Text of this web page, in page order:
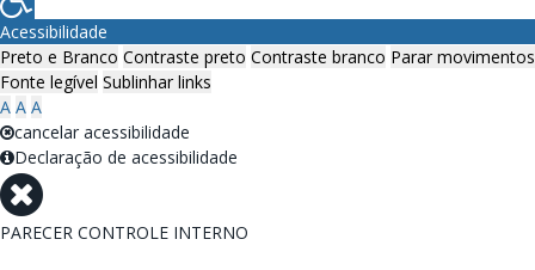
Acessibilidade
Preto e Branco Contraste preto Contraste branco Parar movimentos
Fonte legível Sublinhar links
A A A
cancelar acessibilidade
Declaração de acessibilidade
PARECER CONTROLE INTERNO